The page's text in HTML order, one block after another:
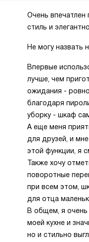
Очень
стиль и
Не могу назвать
Впервые
лучше, чем
ожидания - ровно
благодаря
уборку - шкаф
А еще меня
для друзей, и
этой функции, я
Также хочу
поворотные
при всем этом,
для отца
В общем, я
моей кухне и
но и стильно